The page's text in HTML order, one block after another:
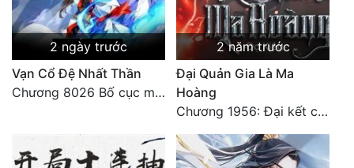
2 ngày trước
Vạn Cổ Đệ Nhất Thần
Chương 8026 Bố cục mới
2 năm trước
Đại Quản Gia Là Ma
Hoàng
Chương 1956: Đại kết cục